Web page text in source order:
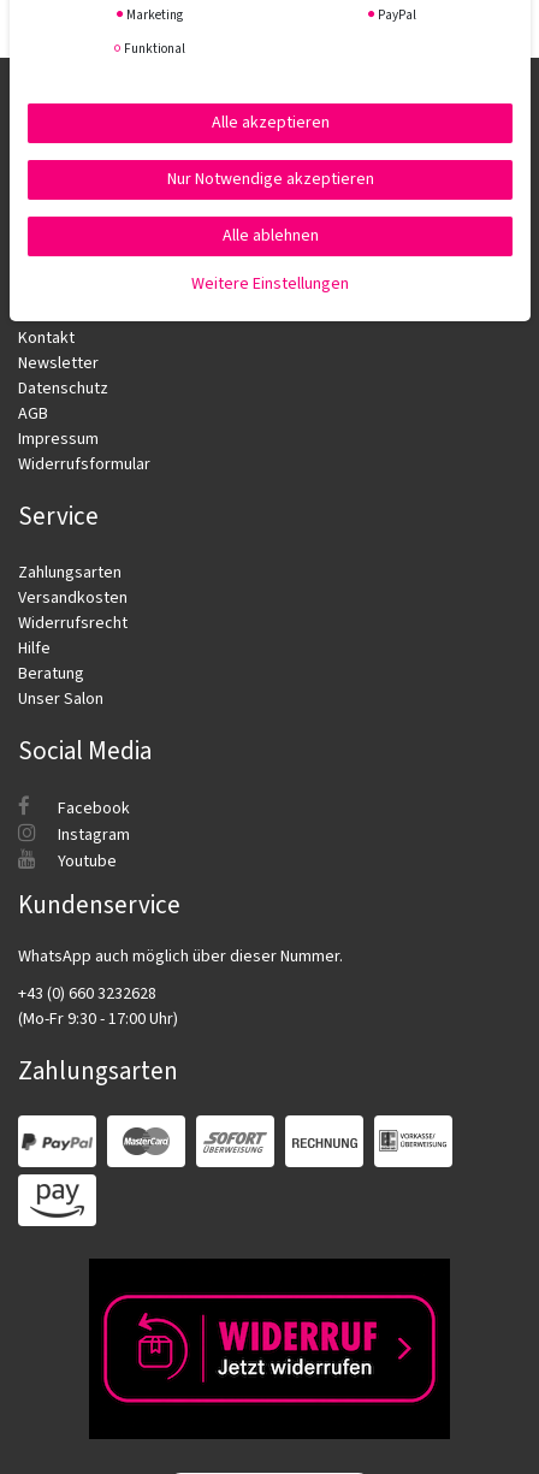
Aigner Fössinger OG
Kontakt
Newsletter
Datenschutz
AGB
Impressum
Widerrufsformular
Service
Zahlungsarten
Versandkosten
Widerrufsrecht
Hilfe
Beratung
Unser Salon
Social Media
Facebook
Instagram
Youtube
Kundenservice
WhatsApp auch möglich über dieser Nummer.
+43 (0) 660 3232628
(Mo-Fr 9:30 - 17:00 Uhr)
Zahlungsarten
Marketing
PayPal
Funktional
Alle akzeptieren
Nur Notwendige akzeptieren
Alle ablehnen
Weitere Einstellungen